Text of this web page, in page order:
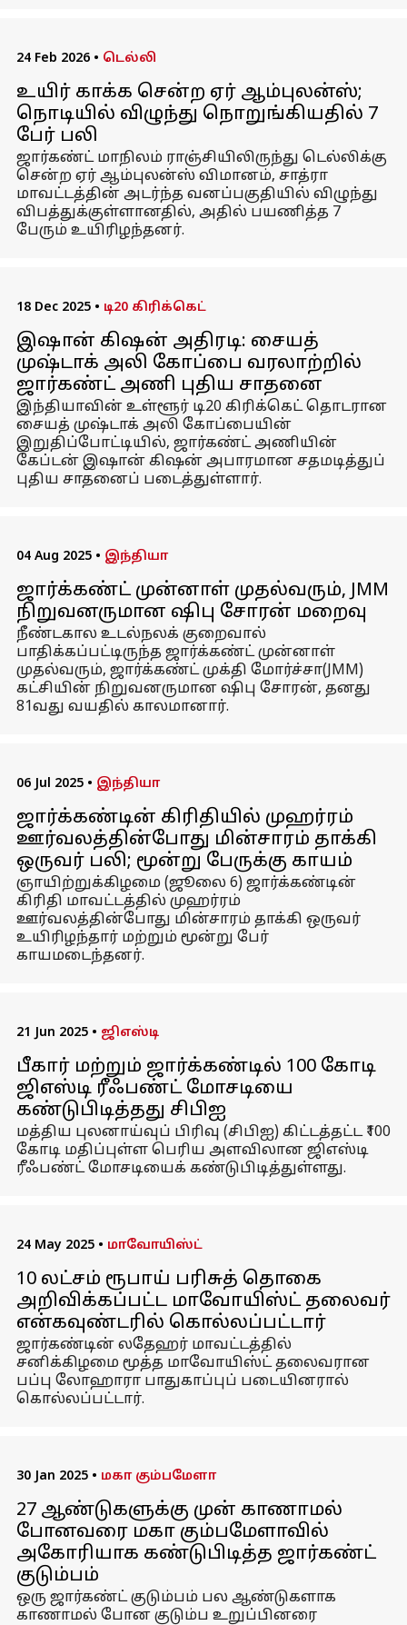
24 Feb 2026 • டெல்லி
உயிர் காக்க சென்ற ஏர் ஆம்புலன்ஸ்;
நொடியில் விழுந்து நொறுங்கியதில் 7
பேர் பலி
ஜார்கண்ட் மாநிலம் ராஞ்சியிலிருந்து டெல்லிக்கு
சென்ற ஏர் ஆம்புலன்ஸ் விமானம், சாத்ரா
மாவட்டத்தின் அடர்ந்த வனப்பகுதியில் விழுந்து
விபத்துக்குள்ளானதில், அதில் பயணித்த 7
பேரும் உயிரிழந்தனர்.
18 Dec 2025 • டி20 கிரிக்கெட்
இஷான் கிஷன் அதிரடி: சையத்
முஷ்டாக் அலி கோப்பை வரலாற்றில்
ஜார்கண்ட் அணி புதிய சாதனை
இந்தியாவின் உள்ளூர் டி20 கிரிக்கெட் தொடரான
சையத் முஷ்டாக் அலி கோப்பையின்
இறுதிப்போட்டியில், ஜார்கண்ட் அணியின்
கேப்டன் இஷான் கிஷன் அபாரமான சதமடித்துப்
புதிய சாதனைப் படைத்துள்ளார்.
04 Aug 2025 • இந்தியா
ஜார்க்கண்ட் முன்னாள் முதல்வரும், JMM
நிறுவனருமான ஷிபு சோரன் மறைவு
நீண்டகால உடல்நலக் குறைவால்
பாதிக்கப்பட்டிருந்த ஜார்க்கண்ட் முன்னாள்
முதல்வரும், ஜார்க்கண்ட் முக்தி மோர்ச்சா(JMM)
கட்சியின் நிறுவனருமான ஷிபு சோரன், தனது
81வது வயதில் காலமானார்.
06 Jul 2025 • இந்தியா
ஜார்க்கண்டின் கிரிதியில் முஹர்ரம்
ஊர்வலத்தின்போது மின்சாரம் தாக்கி
ஒருவர் பலி; மூன்று பேருக்கு காயம்
ஞாயிற்றுக்கிழமை (ஜூலை 6) ஜார்க்கண்டின்
கிரிதி மாவட்டத்தில் முஹர்ரம்
ஊர்வலத்தின்போது மின்சாரம் தாக்கி ஒருவர்
உயிரிழந்தார் மற்றும் மூன்று பேர்
காயமடைந்தனர்.
21 Jun 2025 • ஜிஎஸ்டி
பீகார் மற்றும் ஜார்க்கண்டில் ₹100 கோடி
ஜிஎஸ்டி ரீஃபண்ட் மோசடியை
கண்டுபிடித்தது சிபிஐ
மத்திய புலனாய்வுப் பிரிவு (சிபிஐ) கிட்டத்தட்ட ₹100
கோடி மதிப்புள்ள பெரிய அளவிலான ஜிஎஸ்டி
ரீஃபண்ட் மோசடியைக் கண்டுபிடித்துள்ளது.
24 May 2025 • மாவோயிஸ்ட்
10 லட்சம் ரூபாய் பரிசுத் தொகை
அறிவிக்கப்பட்ட மாவோயிஸ்ட் தலைவர்
என்கவுண்டரில் கொல்லப்பட்டார்
ஜார்கண்டின் லதேஹர் மாவட்டத்தில்
சனிக்கிழமை மூத்த மாவோயிஸ்ட் தலைவரான
பப்பு லோஹாரா பாதுகாப்புப் படையினரால்
கொல்லப்பட்டார்.
30 Jan 2025 • மகா கும்பமேளா
27 ஆண்டுகளுக்கு முன் காணாமல்
போனவரை மகா கும்பமேளாவில்
அகோரியாக கண்டுபிடித்த ஜார்கண்ட்
குடும்பம்
ஒரு ஜார்கண்ட் குடும்பம் பல ஆண்டுகளாக
காணாமல் போன குடும்ப உறுப்பினரை